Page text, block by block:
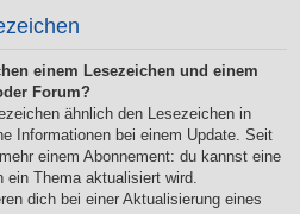
einem Lesezeichen und einem
Forum?
ähnlich den Lesezeichen in
Informationen bei einem Update. Seit
einem Abonnement: du kannst eine
ein Thema aktualisiert wird.
dich bei einer Aktualisierung eines